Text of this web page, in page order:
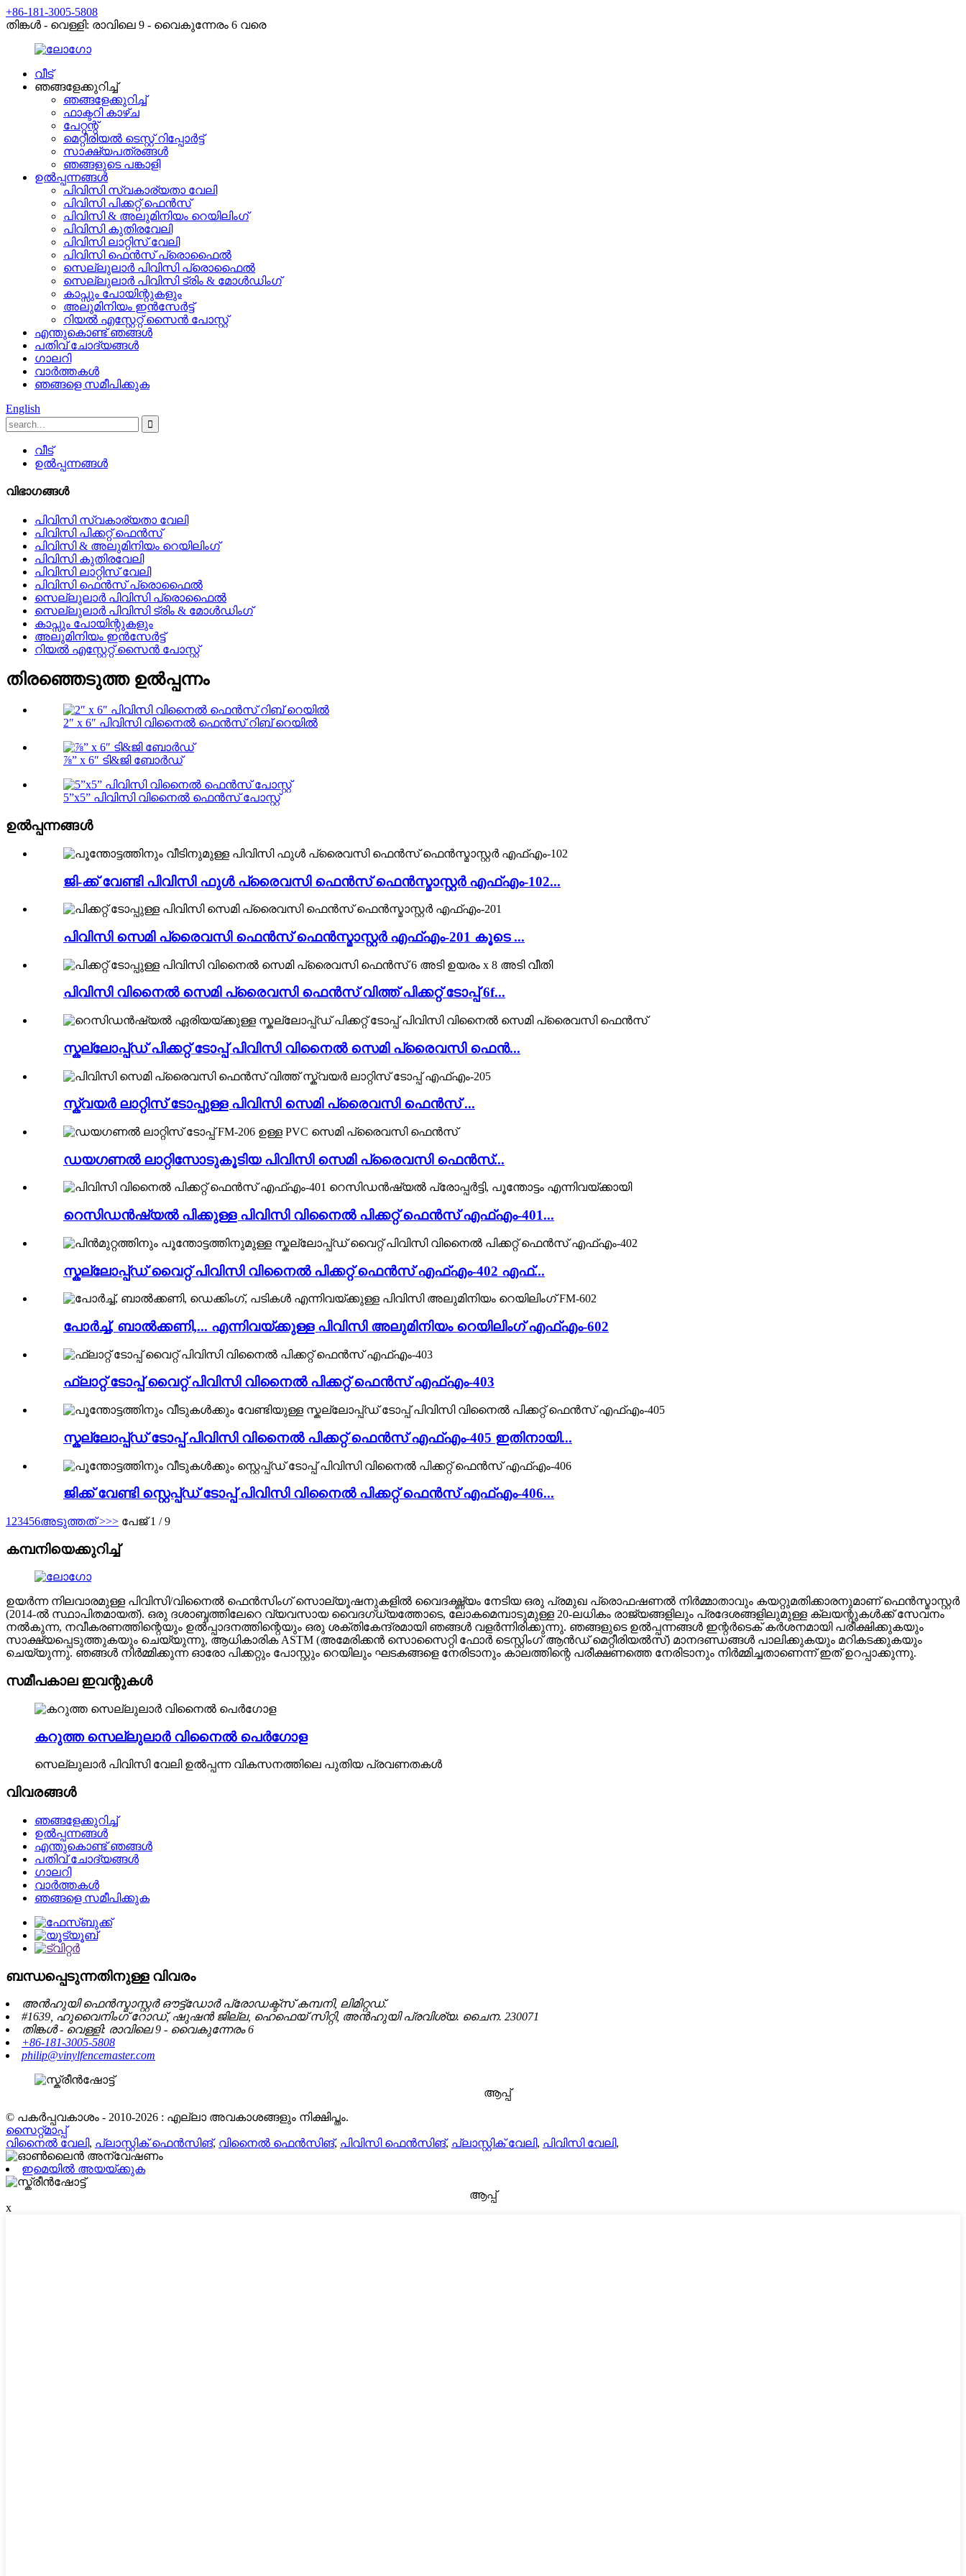
+86-181-3005-5808
തിങ്കൾ - വെള്ളി: രാവിലെ 9 - വൈകുന്നേരം 6 വരെ
വീട്
ഞങ്ങളേക്കുറിച്ച്
ഞങ്ങളേക്കുറിച്ച്
ഫാക്ടറി കാഴ്ച
പേറ്റന്റ്
മെറ്റീരിയൽ ടെസ്റ്റ് റിപ്പോർട്ട്
സാക്ഷ്യപത്രങ്ങൾ
ഞങ്ങളുടെ പങ്കാളി
ഉൽപ്പന്നങ്ങൾ
പിവിസി സ്വകാര്യതാ വേലി
പിവിസി പിക്കറ്റ് ഫെൻസ്
പിവിസി & അലുമിനിയം റെയിലിംഗ്
പിവിസി കുതിരവേലി
പിവിസി ലാറ്റിസ് വേലി
പിവിസി ഫെൻസ് പ്രൊഫൈൽ
സെല്ലുലാർ പിവിസി പ്രൊഫൈൽ
സെല്ലുലാർ പിവിസി ട്രിം & മോൾഡിംഗ്
കാപ്സും പോയിന്റുകളും
അലുമിനിയം ഇൻസേർട്ട്
റിയൽ എസ്റ്റേറ്റ് സൈൻ പോസ്റ്റ്
എന്തുകൊണ്ട് ഞങ്ങൾ
പതിവ് ചോദ്യങ്ങൾ
ഗാലറി
വാർത്തകൾ
ഞങ്ങളെ സമീപിക്കുക
English
വീട്
ഉൽപ്പന്നങ്ങൾ
വിഭാഗങ്ങൾ
പിവിസി സ്വകാര്യതാ വേലി
പിവിസി പിക്കറ്റ് ഫെൻസ്
പിവിസി & അലുമിനിയം റെയിലിംഗ്
പിവിസി കുതിരവേലി
പിവിസി ലാറ്റിസ് വേലി
പിവിസി ഫെൻസ് പ്രൊഫൈൽ
സെല്ലുലാർ പിവിസി പ്രൊഫൈൽ
സെല്ലുലാർ പിവിസി ട്രിം & മോൾഡിംഗ്
കാപ്സും പോയിന്റുകളും
അലുമിനിയം ഇൻസേർട്ട്
റിയൽ എസ്റ്റേറ്റ് സൈൻ പോസ്റ്റ്
തിരഞ്ഞെടുത്ത ഉൽപ്പന്നം
2″ x 6″ പിവിസി വിനൈൽ ഫെൻസ് റിബ് റെയിൽ
⅞” x 6″ ടി&ജി ബോർഡ്
5”x5” പിവിസി വിനൈൽ ഫെൻസ് പോസ്റ്റ്
ഉൽപ്പന്നങ്ങൾ
ജി-ക്ക് വേണ്ടി പിവിസി ഫുൾ പ്രൈവസി ഫെൻസ് ഫെൻസ്മാസ്റ്റർ എഫ്എം-102...
പിവിസി സെമി പ്രൈവസി ഫെൻസ് ഫെൻസ്മാസ്റ്റർ എഫ്എം-201 കൂടെ ...
പിവിസി വിനൈൽ സെമി പ്രൈവസി ഫെൻസ് വിത്ത് പിക്കറ്റ് ടോപ്പ് 6f...
സ്കല്ലോപ്പ്ഡ് പിക്കറ്റ് ടോപ്പ് പിവിസി വിനൈൽ സെമി പ്രൈവസി ഫെൻ...
സ്ക്വയർ ലാറ്റിസ് ടോപ്പുള്ള പിവിസി സെമി പ്രൈവസി ഫെൻസ് ...
ഡയഗണൽ ലാറ്റിസോടുകൂടിയ പിവിസി സെമി പ്രൈവസി ഫെൻസ്...
റെസിഡൻഷ്യൽ പിക്കുള്ള പിവിസി വിനൈൽ പിക്കറ്റ് ഫെൻസ് എഫ്എം-401...
സ്കല്ലോപ്പ്ഡ് വൈറ്റ് പിവിസി വിനൈൽ പിക്കറ്റ് ഫെൻസ് എഫ്എം-402 എഫ്...
പോർച്ച്, ബാൽക്കണി,... എന്നിവയ്‌ക്കുള്ള പിവിസി അലുമിനിയം റെയിലിംഗ് എഫ്എം-602
ഫ്ലാറ്റ് ടോപ്പ് വൈറ്റ് പിവിസി വിനൈൽ പിക്കറ്റ് ഫെൻസ് എഫ്എം-403
സ്കല്ലോപ്പ്ഡ് ടോപ്പ് പിവിസി വിനൈൽ പിക്കറ്റ് ഫെൻസ് എഫ്എം-405 ഇതിനായി...
ജിക്ക് വേണ്ടി സ്റ്റെപ്പ്ഡ് ടോപ്പ് പിവിസി വിനൈൽ പിക്കറ്റ് ഫെൻസ് എഫ്എം-406...
1 23456അടുത്തത് >>> പേജ് 1 / 9
കമ്പനിയെക്കുറിച്ച്
ഉയർന്ന നിലവാരമുള്ള പിവിസി/വിനൈൽ ഫെൻസിംഗ് സൊല്യൂഷനുകളിൽ വൈദഗ്ദ്ധ്യം നേടിയ ഒരു പ്രമുഖ പ്രൊഫഷണൽ നിർമ്മാതാവും കയറ്റുമതിക്കാരനുമാണ് ഫെൻസ്മാസ്റ്റർ
(2014-ൽ സ്ഥാപിതമായത്). ഒരു ദശാബ്ദത്തിലേറെ വ്യവസായ വൈദഗ്ധ്യത്തോടെ, ലോകമെമ്പാടുമുള്ള 20-ലധികം രാജ്യങ്ങളിലും പ്രദേശങ്ങളിലുമുള്ള ക്ലയന്റുകൾക്ക് സേവനം
നൽകുന്ന, നവീകരണത്തിന്റെയും ഉൽപ്പാദനത്തിന്റെയും ഒരു ശക്തികേന്ദ്രമായി ഞങ്ങൾ വളർന്നിരിക്കുന്നു. ഞങ്ങളുടെ ഉൽപ്പന്നങ്ങൾ ഇന്റർടെക് കർശനമായി പരീക്ഷിക്കുകയും
സാക്ഷ്യപ്പെടുത്തുകയും ചെയ്യുന്നു, ആധികാരിക ASTM (അമേരിക്കൻ സൊസൈറ്റി ഫോർ ടെസ്റ്റിംഗ് ആൻഡ് മെറ്റീരിയൽസ്) മാനദണ്ഡങ്ങൾ പാലിക്കുകയും മറികടക്കുകയും
ചെയ്യുന്നു. ഞങ്ങൾ നിർമ്മിക്കുന്ന ഓരോ പിക്കറ്റും പോസ്റ്റും റെയിലും ഘടകങ്ങളെ നേരിടാനും കാലത്തിന്റെ പരീക്ഷണത്തെ നേരിടാനും നിർമ്മിച്ചതാണെന്ന് ഇത് ഉറപ്പാക്കുന്നു.
സമീപകാല ഇവന്റുകൾ
കറുത്ത സെല്ലുലാർ വിനൈൽ പെർഗോള
സെല്ലുലാർ പിവിസി വേലി ഉൽപ്പന്ന വികസനത്തിലെ പുതിയ പ്രവണതകൾ
വിവരങ്ങൾ
ഞങ്ങളേക്കുറിച്ച്
ഉൽപ്പന്നങ്ങൾ
എന്തുകൊണ്ട് ഞങ്ങൾ
പതിവ് ചോദ്യങ്ങൾ
ഗാലറി
വാർത്തകൾ
ഞങ്ങളെ സമീപിക്കുക
ബന്ധപ്പെടുന്നതിനുള്ള വിവരം
അൻഹുയി ഫെൻസ്മാസ്റ്റർ ഔട്ട്ഡോർ പ്രോഡക്ട്സ് കമ്പനി, ലിമിറ്റഡ്.
#1639, ഹുവൈനിംഗ് റോഡ്, ഷുഷൻ ജില്ല, ഹെഫെയ് സിറ്റി, അൻഹുയി പ്രവിശ്യ. ചൈന. 230071
തിങ്കൾ - വെള്ളി: രാവിലെ 9 - വൈകുന്നേരം 6
+86-181-3005-5808
philip@vinylfencemaster.com
ആപ്പ്
© പകർപ്പവകാശം - 2010-2026 : എല്ലാ അവകാശങ്ങളും നിക്ഷിപ്തം.
സൈറ്റ്മാപ്പ്
വിനൈൽ വേലി, പ്ലാസ്റ്റിക് ഫെൻസിങ്, വിനൈൽ ഫെൻസിങ്, പിവിസി ഫെൻസിങ്, പ്ലാസ്റ്റിക് വേലി, പിവിസി വേലി,
ഇമെയിൽ അയയ്ക്കുക
ആപ്പ്
x